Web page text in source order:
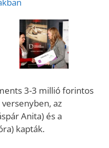
3-3 millió forintos
az
Anita) és a
kapták.